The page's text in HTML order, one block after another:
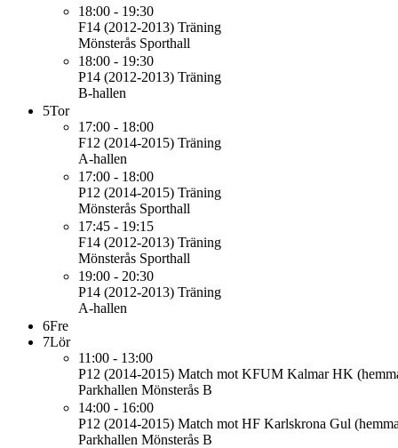
18:00 - 19:30
F14 (2012-2013) Träning
Mönsterås Sporthall
18:00 - 19:30
P14 (2012-2013) Träning
B-hallen
5Tor
17:00 - 18:00
F12 (2014-2015) Träning
A-hallen
17:00 - 18:00
P12 (2014-2015) Träning
Mönsterås Sporthall
17:45 - 19:15
F14 (2012-2013) Träning
Mönsterås Sporthall
19:00 - 20:30
P14 (2012-2013) Träning
A-hallen
6Fre
7Lör
11:00 - 13:00
P12 (2014-2015) Match mot KFUM Kalmar HK
Parkhallen Mönsterås B
14:00 - 16:00
P12 (2014-2015) Match mot HF Karlskrona Gul
Parkhallen Mönsterås B